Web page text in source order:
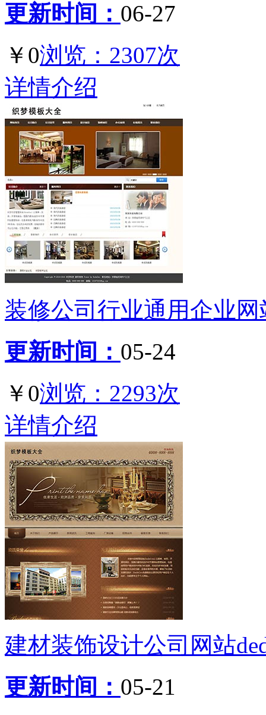
更新时间： 06-27
￥0浏览：2307次
详情介绍
装修公司行业通用企业网
更新时间： 05-24
￥0浏览：2293次
详情介绍
建材装饰设计公司网站
更新时间： 05-21